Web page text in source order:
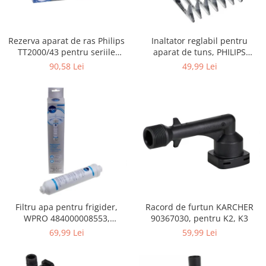
Gaming, Carti & Birotica
Console, Jocuri & Accesorii
Ingrijire personala & Cosmetice
Accesorii aparate hair styling
Aparate & Accesorii ingrijire
personala
Aparate cosmetice
Articole Sanatate si Wellness
Consumabile sanitare
Cosmetice si produse ingrijire
personala
Igiena dentara
Jucarii, Copii & Bebe
Hrana bebelusi
Rezerva aparat de ras Philips
TT2000/43 pentru seriile
Bodygroom 3000/5000/7000 si
90,58 Lei
Inaltator reglabil pentru
aparat de tuns, PHILIPS
422203633281, 3-15 mm,
49,99 Lei
Filtru apa pentru frigider,
WPRO 484000008553,
compatibil cu Samsung, AEG,
69,99 Lei
Racord de furtun KARCHER
90367030, pentru K2, K3
59,99 Lei